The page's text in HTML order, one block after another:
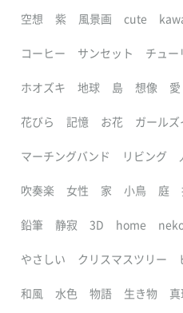
空想 紫 風景画 cute
コーヒー サンセット チュー
ホオズキ 地球 島 想像 愛
花びら 記憶 お花 ガールズ
マーチングバンド リビング
吹奏楽 女性 家 小鳥 庭
鉛筆 静寂 3D home
やさしい クリスマスツリー
和風 水色 物語 生き物